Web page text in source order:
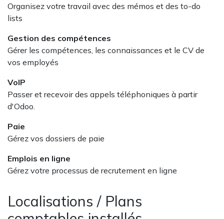
Organisez votre travail avec des mémos et des to-do
lists
Gestion des compétences
Gérer les compétences, les connaissances et le CV de
vos employés
VoIP
Passer et recevoir des appels téléphoniques à partir
d'Odoo.
Paie
Gérez vos dossiers de paie
Emplois en ligne
Gérez votre processus de recrutement en ligne
Localisations / Plans